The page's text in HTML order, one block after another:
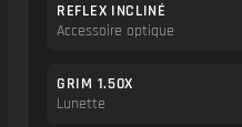
REFLEX INCLINÉ
Accessoire optique
GRIM 1.50X
Lunette